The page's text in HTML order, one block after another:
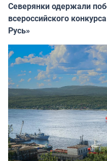
Северянки одержали
всероссийского
Русь»